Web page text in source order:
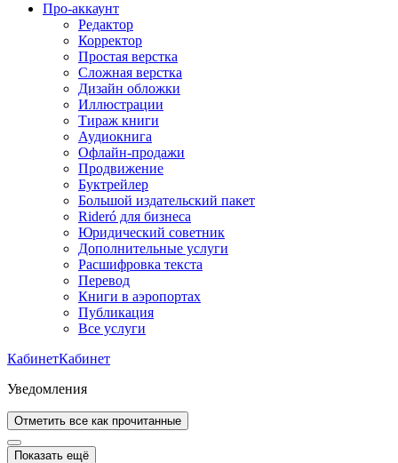
Про-аккаунт
Редактор
Корректор
Простая верстка
Сложная верстка
Дизайн обложки
Иллюстрации
Тираж книги
Аудиокнига
Офлайн-продажи
Продвижение
Буктрейлер
Большой издательский пакет
Rideró для бизнеса
Юридический советник
Дополнительные услуги
Расшифровка текста
Перевод
Книги в аэропортах
Публикация
Все услуги
КабинетКабинет
Уведомления
Отметить все как прочитанные
Показать ещё